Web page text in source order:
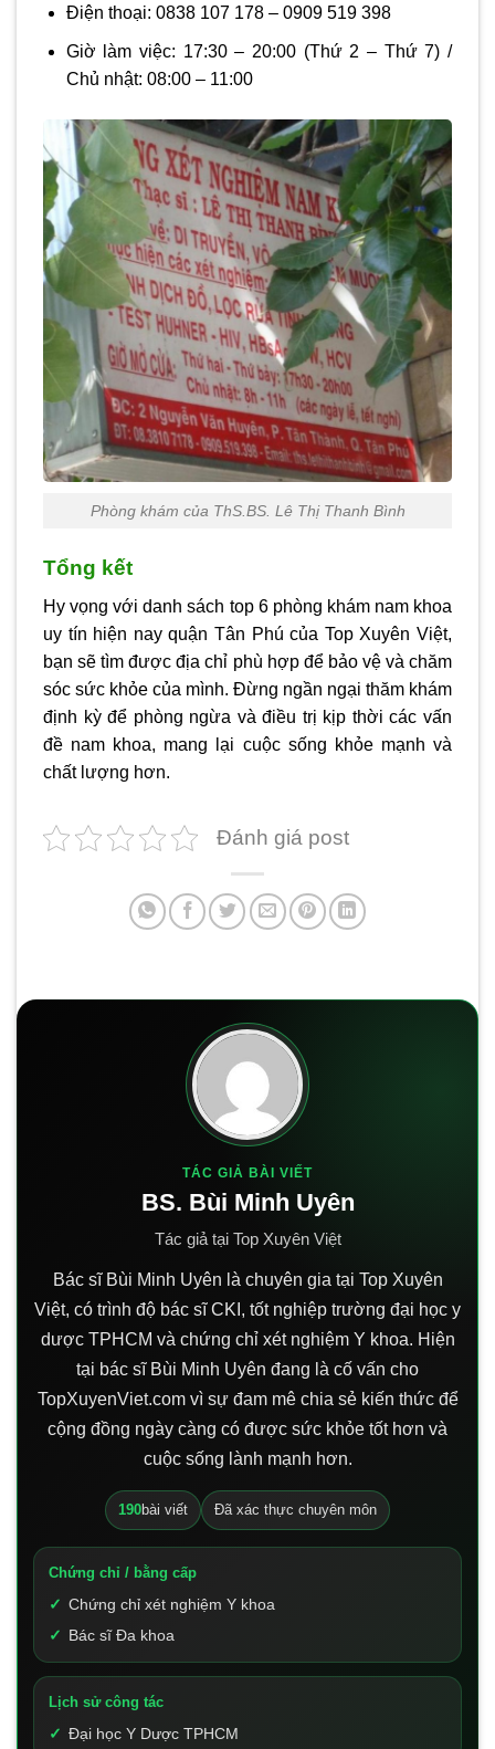
Điện thoại: 0838 107 178 – 0909 519 398
Giờ làm việc: 17:30 – 20:00 (Thứ 2 – Thứ 7) /
Chủ nhật: 08:00 – 11:00
Phòng khám của ThS.BS. Lê Thị Thanh Bình
Tổng kết
Hy vọng với danh sách top 6 phòng khám nam khoa
uy tín hiện nay quận Tân Phú của Top Xuyên Việt,
bạn sẽ tìm được địa chỉ phù hợp để bảo vệ và chăm
sóc sức khỏe của mình. Đừng ngần ngại thăm khám
định kỳ để phòng ngừa và điều trị kịp thời các vấn
đề nam khoa, mang lại cuộc sống khỏe mạnh và
chất lượng hơn.
Đánh giá post
TÁC GIẢ BÀI VIẾT
BS. Bùi Minh Uyên
Tác giả tại Top Xuyên Việt
Bác sĩ Bùi Minh Uyên là chuyên gia tại Top Xuyên
Việt, có trình độ bác sĩ CKI, tốt nghiệp trường đại học y
dược TPHCM và chứng chỉ xét nghiệm Y khoa. Hiện
tại bác sĩ Bùi Minh Uyên đang là cố vấn cho
TopXuyenViet.com vì sự đam mê chia sẻ kiến thức để
cộng đồng ngày càng có được sức khỏe tốt hơn và
cuộc sống lành mạnh hơn.
190bài viết Đã xác thực chuyên môn
Chứng chỉ / bằng cấp
Chứng chỉ xét nghiệm Y khoa
Bác sĩ Đa khoa
Lịch sử công tác
Đại học Y Dược TPHCM